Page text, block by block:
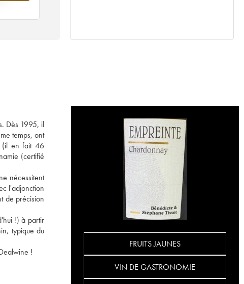
Dès 1995, il
temps, ont
(il en fait 46
(certifié
nécessitent
l'adjonction
de précision
!) à partir
typique du
!
FRUITS JAUNES
VIN DE GASTRONOMIE